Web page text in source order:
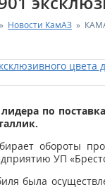
» Новости КамАЗ »
лидера по
обороты
УП
была